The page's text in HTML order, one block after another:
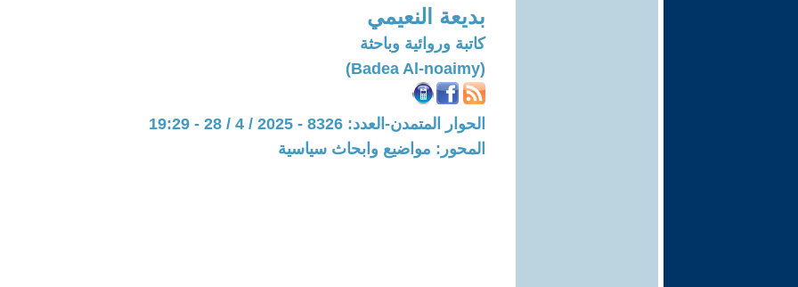
بديعة النعيمي
كاتبة وروائية وباحثة
(Badea Al-noaimy)
الحوار المتمدن-العدد: 8326 - 2025 / 4 / 28 - 19:29
المحور: مواضيع وابحاث سياسية